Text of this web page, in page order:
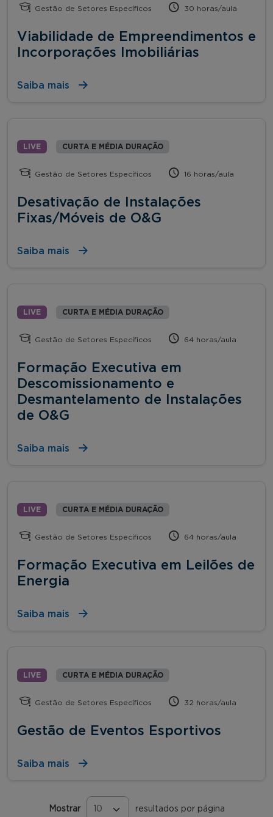
Gestão de Setores Específicos 30 horas/aula
Viabilidade de Empreendimentos e
Incorporações Imobiliárias
Saiba mais
LIVE CURTA E MÉDIA DURAÇÃO
Gestão de Setores Específicos 16 horas/aula
Desativação de Instalações
Fixas/Móveis de O&G
Saiba mais
LIVE CURTA E MÉDIA DURAÇÃO
Gestão de Setores Específicos 64 horas/aula
Formação Executiva em
Descomissionamento e
Desmantelamento de Instalações
de O&G
Saiba mais
LIVE CURTA E MÉDIA DURAÇÃO
Gestão de Setores Específicos 64 horas/aula
Formação Executiva em Leilões de
Energia
Saiba mais
LIVE CURTA E MÉDIA DURAÇÃO
Gestão de Setores Específicos 32 horas/aula
Gestão de Eventos Esportivos
Saiba mais
Mostrar resultados por página